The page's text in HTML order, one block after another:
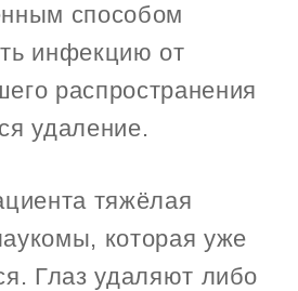
способом
инфекцию от
распространения
удаление.
тяжёлая
которая уже
Глаз удаляют либо